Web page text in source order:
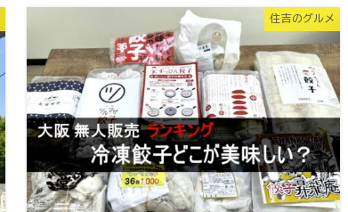
住吉のグルメ